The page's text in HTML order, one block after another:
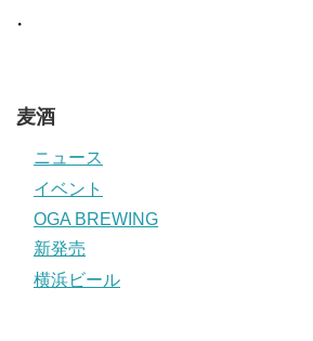
・
麦酒
ニュース
イベント
OGA BREWING
新発売
横浜ビール